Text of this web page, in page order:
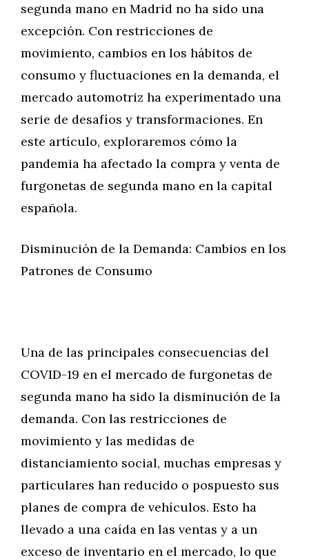
segunda mano en Madrid no ha sido una
excepción. Con restricciones de
movimiento, cambios en los hábitos de
consumo y fluctuaciones en la demanda, el
mercado automotriz ha experimentado una
serie de desafíos y transformaciones. En
este artículo, exploraremos cómo la
pandemia ha afectado la compra y venta de
furgonetas de segunda mano en la capital
española.
Disminución de la Demanda: Cambios en los
Patrones de Consumo
Una de las principales consecuencias del
COVID-19 en el mercado de furgonetas de
segunda mano ha sido la disminución de la
demanda. Con las restricciones de
movimiento y las medidas de
distanciamiento social, muchas empresas y
particulares han reducido o pospuesto sus
planes de compra de vehículos. Esto ha
llevado a una caída en las ventas y a un
exceso de inventario en el mercado, lo que